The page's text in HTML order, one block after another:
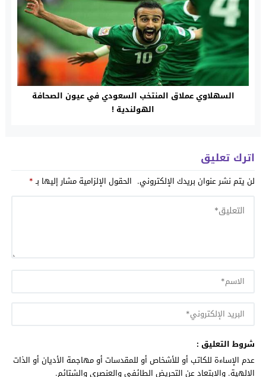
السهلاوي عملاق المنتخب السعودي في عيون الصحافة
الهولندية !
اترك تعليق
لن يتم نشر عنوان بريدك الإلكتروني. الحقول الإلزامية مشار إليها بـ*
شروط التعليق :
عدم الإساءة للكاتب أو للأشخاص أو للمقدسات أو مهاجمة الأديان أو الذات
الالهية. والابتعاد عن التحريض الطائفي والعنصري والشتائم.